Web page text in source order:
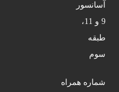
آسانسور
9 و 11،
طبقه
سوم
شماره همراه